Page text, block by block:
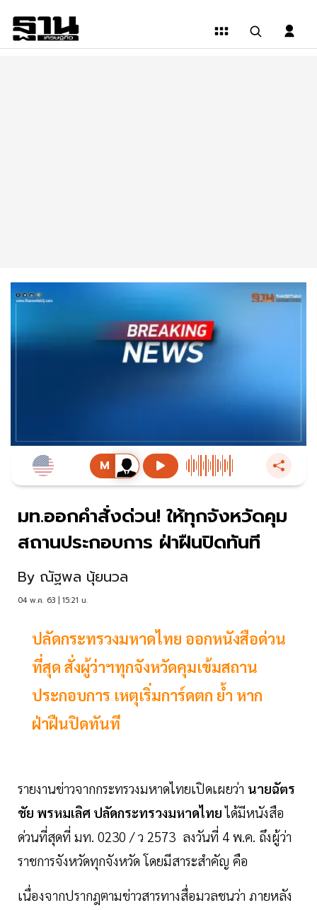
มท.ออกคำสั่งด่วน! ให้ทุกจังหวัดคุม
สถานประกอบการ ฝ่าฝืนปิดทันที
By ณัฐพล นุ้ยนวล
04 พ.ค. 63 | 15:21 น.
​​​​​​​ปลัดกระทรวงมหาดไทย ออกหนังสือด่วน
ที่สุด สั่งผู้ว่าฯทุกจังหวัดคุมเข้มสถาน
ประกอบการ เหตุเริ่มการ์ดตก ย้ำ หาก
ฝ่าฝืนปิดทันที
รายงานข่าวจากกระทรวงมหาดไทยเปิดเผยว่า นายฉัตร
ชัย พรหมเลิศ ปลัดกระทรวงมหาดไทยได้มีหนังสือ
ด่วนที่สุดที่ มท. 0230 / ว 2573 ลงวันที่ 4 พ.ค. ถึงผู้ว่า
ราชการจังหวัดทุกจังหวัดโดยมีสาระสำคัญ คือ
เนื่องจากปรากฎตามข่าวสารทางสื่อมวลชนว่า ภายหลัง